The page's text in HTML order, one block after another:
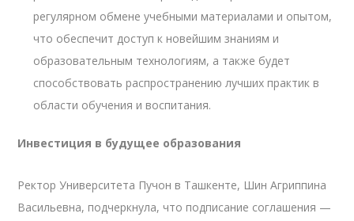
регулярном обмене учебными материалами и опытом,
что обеспечит доступ к новейшим знаниям и
образовательным технологиям, а также будет
способствовать распространению лучших практик в
области обучения и воспитания.
Инвестиция в будущее образования
Ректор Университета Пучон в Ташкенте, Шин Агриппина
Васильевна, подчеркнула, что подписание соглашения —